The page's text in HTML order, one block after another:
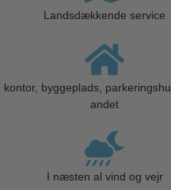
Landsdækkende service
kontor, byggeplads,
andet
I næsten al vind og vejr